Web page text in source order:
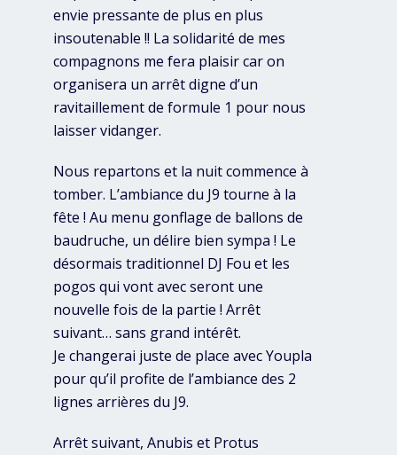
envie pressante de plus en plus
insoutenable !! La solidarité de mes
compagnons me fera plaisir car on
organisera un arrêt digne d’un
ravitaillement de formule 1 pour nous
laisser vidanger.
Nous repartons et la nuit commence à
tomber. L’ambiance du J9 tourne à la
fête ! Au menu gonflage de ballons de
baudruche, un délire bien sympa ! Le
désormais traditionnel DJ Fou et les
pogos qui vont avec seront une
nouvelle fois de la partie ! Arrêt
suivant… sans grand intérêt.
Je changerai juste de place avec Youpla
pour qu’il profite de l’ambiance des 2
lignes arrières du J9.
Arrêt suivant, Anubis et Protus